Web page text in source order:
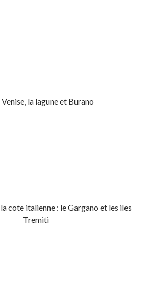
la lagune et Burano
cote italienne : le Gargano et les iles
Tremiti